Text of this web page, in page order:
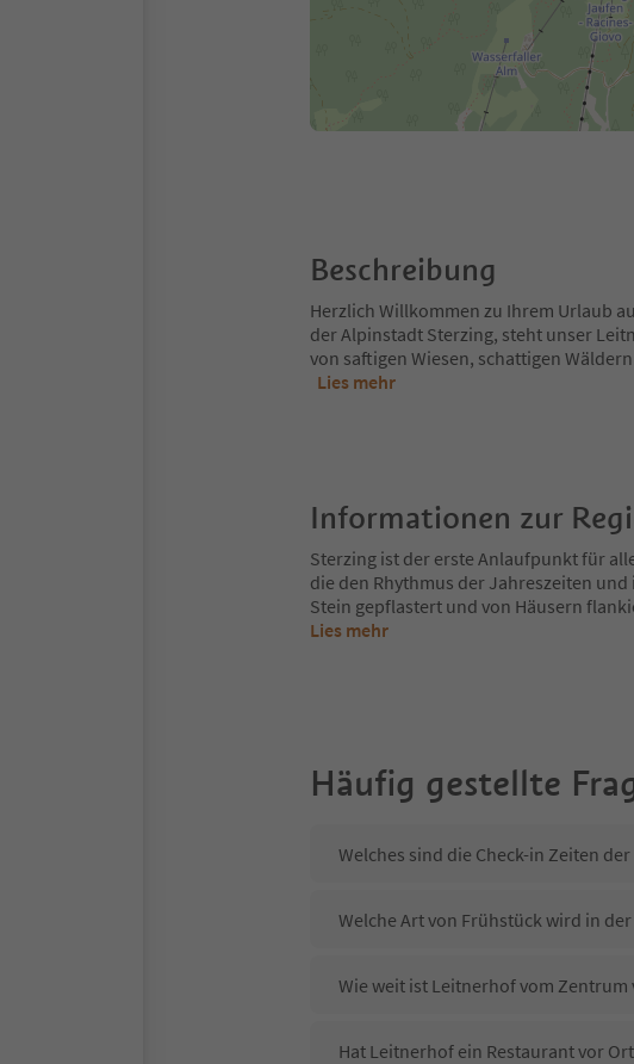
Beschreibung
Herzlich Willkommen zu Ihrem Urlaub
der Alpinstadt Sterzing, steht unser
von saftigen Wiesen, schattigen
Lies mehr
Informationen zur
Sterzing ist der erste Anlaufpunkt für
die den Rhythmus der Jahreszeiten
Stein gepflastert und von Häusern
Lies mehr
Häufig gestellte
Welches sind die Check-in Zeiten
Welche Art von Frühstück wird in
Wie weit ist Leitnerhof vom Zentrum
Hat Leitnerhof ein Restaurant vor